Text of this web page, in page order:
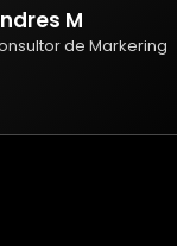
M
de Markering